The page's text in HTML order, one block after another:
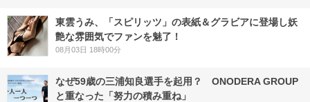
東雲うみ、「スピリッツ」の表紙＆グラビアに登場し妖
艶な雰囲気でファンを魅了！
08月03日 18時00分
なぜ59歳の三浦知良選手を起用？ ONODERA GROUP
と重なった「努力の積み重ね」